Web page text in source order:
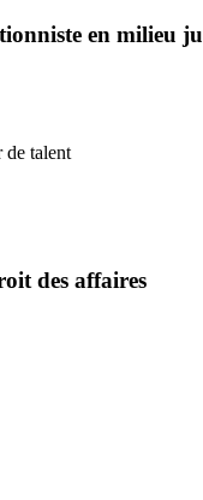
en milieu
talent
des affaires